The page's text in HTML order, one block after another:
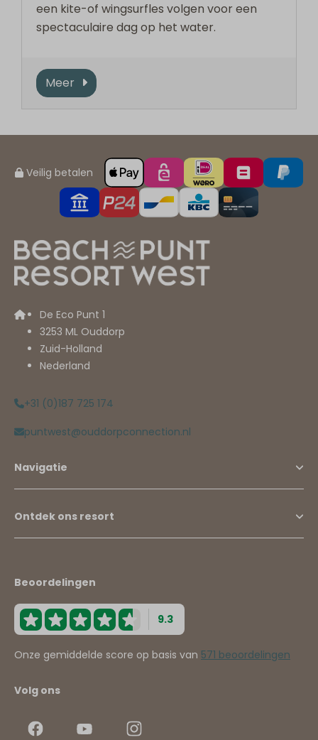
een kite-of wingsurfles volgen voor een
spectaculaire dag op het water.
Meer
Veilig betalen
De Eco Punt 1
3253 ML Ouddorp
Zuid-Holland
Nederland
+31 (0)187 725 174
puntwest@ouddorpconnection.nl
Navigatie
Ontdek ons resort
Beoordelingen
9.3
Onze gemiddelde score op basis van 571 beoordelingen
Volg ons